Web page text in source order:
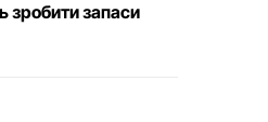
зробити запаси